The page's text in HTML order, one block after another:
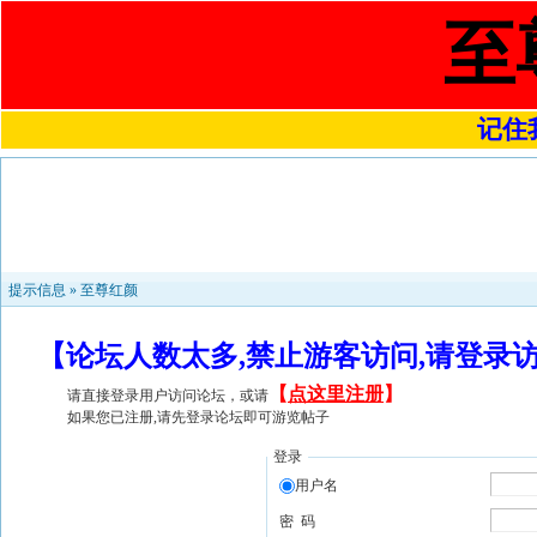
至
记住
提示信息 » 至尊红颜
【论坛人数太多,禁止游客访问,请登
请直接登录用户访问论坛，或请 【 点这里注册】
如果您已注册,请先登录论坛即可游览帖子
登录
用户名
密 码